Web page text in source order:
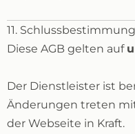
11.
Diese AGB gelten auf
Der Dienstleister ist
Änderungen treten
der Webseite in Kraft.